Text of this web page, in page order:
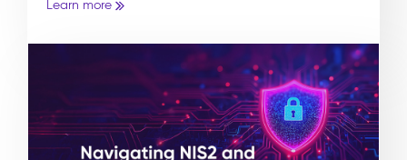
Learn more